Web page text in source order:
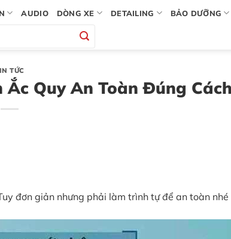
AUDIO DÒNG XE DETAILING BẢO DƯỠNG
TỨC
Quy An Toàn Đúng Cách
đơn giản nhưng phải làm trình tự để an toàn nhé